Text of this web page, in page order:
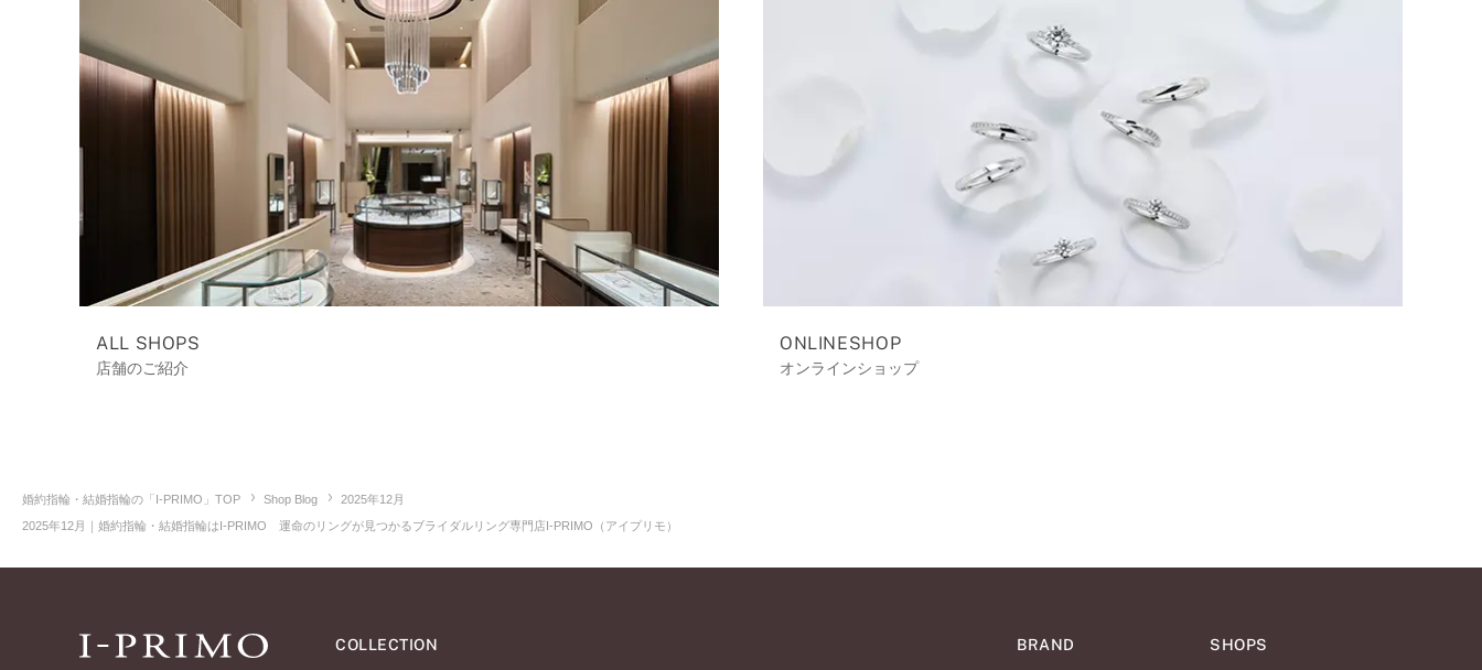
ALL SHOPS
店舗のご紹介
ONLINESHOP
オンラインショップ
婚約指輪・結婚指輪の「I-PRIMO」TOP Shop Blog
2025年12月
2025年12月｜婚約指輪・結婚指輪はI-PRIMO 運命のリングが見つかるブライダルリング専門店I-PRIMO（アイプリモ）
COLLECTION BRAND SHOPS